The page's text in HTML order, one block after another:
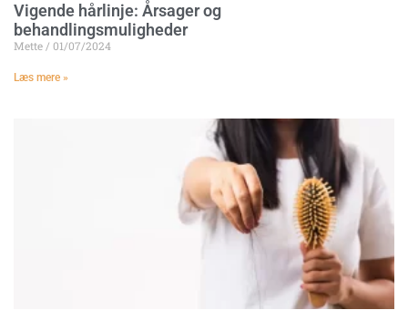
Vigende hårlinje: Årsager og
behandlingsmuligheder
Mette 01/07/2024
Læs mere »